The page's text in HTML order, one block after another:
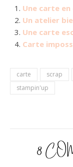
Une carte
Un atelier
Une carte
Carte
carte scrap
stampin'up
8